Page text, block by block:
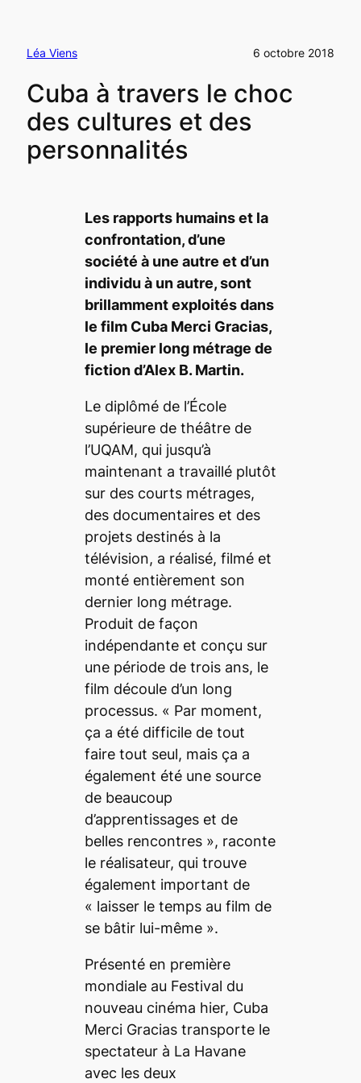
Léa Viens 6 octobre 2018
Cuba à travers le choc
des cultures et des
personnalités
Les rapports humains et la
confrontation, d’une
société à une autre et d’un
individu à un autre, sont
brillamment exploités dans
le film Cuba Merci Gracias,
le premier long métrage de
fiction d’Alex B. Martin.
Le diplômé de l’École
supérieure de théâtre de
l’UQAM, qui jusqu’à
maintenant a travaillé plutôt
sur des courts métrages,
des documentaires et des
projets destinés à la
télévision, a réalisé, filmé et
monté entièrement son
dernier long métrage.
Produit de façon
indépendante et conçu sur
une période de trois ans, le
film découle d’un long
processus. « Par moment,
ça a été difficile de tout
faire tout seul, mais ça a
également été une source
de beaucoup
d’apprentissages et de
belles rencontres », raconte
le réalisateur, qui trouve
également important de
« laisser le temps au film de
se bâtir lui-même ».
Présenté en première
mondiale au Festival du
nouveau cinéma hier, Cuba
Merci Graciastransporte le
spectateur à La Havane
avec les deux